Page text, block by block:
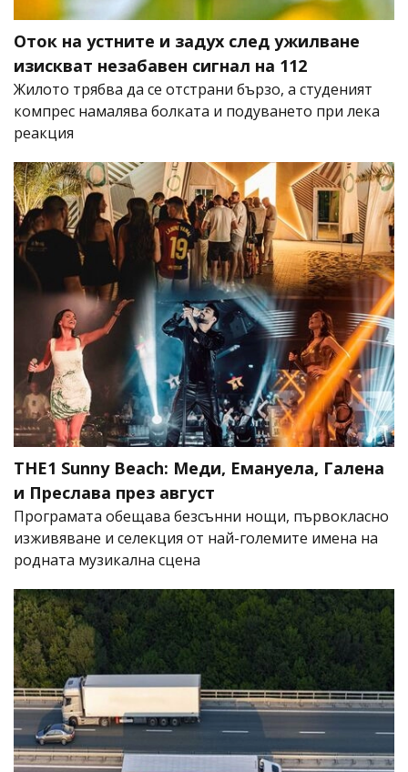
Оток на устните и задух след ужилване
изискват незабавен сигнал на 112
Жилото трябва да се отстрани бързо, а студеният
компрес намалява болката и подуването при лека
реакция
THE1 Sunny Beach: Меди, Емануела, Галена
и Преслава през август
Програмата обещава безсънни нощи, първокласно
изживяване и селекция от най-големите имена на
родната музикална сцена